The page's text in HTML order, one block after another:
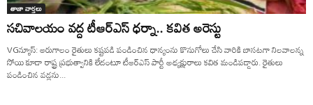
తాజా వార్తలు
సచివాలయం వద్ద టీఆర్ఎస్ ధర్నా.. కవిత అరెస్టు
VGన్యూస్: ఆరుగాలం రైతులు కష్టపడి పండించిన ధాన్యంను కొనుగోలు చేసి వారికి బాసటగా నిలవాలన్న
సోయి కూడా రాష్ట్ర ప్రభుత్వానికి లేదంటూ టీఆర్ఎస్ పార్టీ అధ్యక్షురాలు కవిత మండిపడ్డారు. రైతులు
పండించిన వడ్లను...